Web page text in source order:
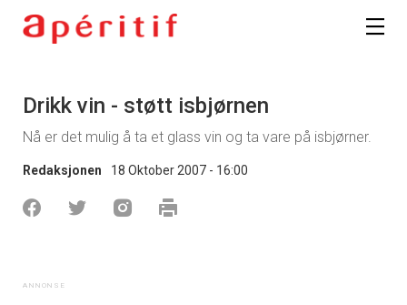
Drikk vin - støtt isbjørnen
Nå er det mulig å ta et glass vin og ta vare på isbjørner.
Redaksjonen 18 Oktober 2007 - 16:00